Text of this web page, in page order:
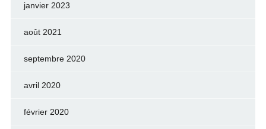
janvier 2023
août 2021
septembre 2020
avril 2020
février 2020